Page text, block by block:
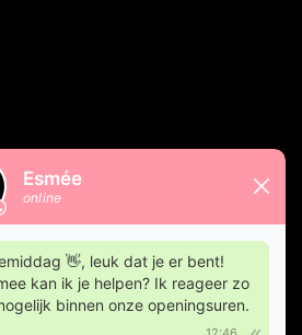
onze producten of iets anders?
je graag verder.
op weekdagen